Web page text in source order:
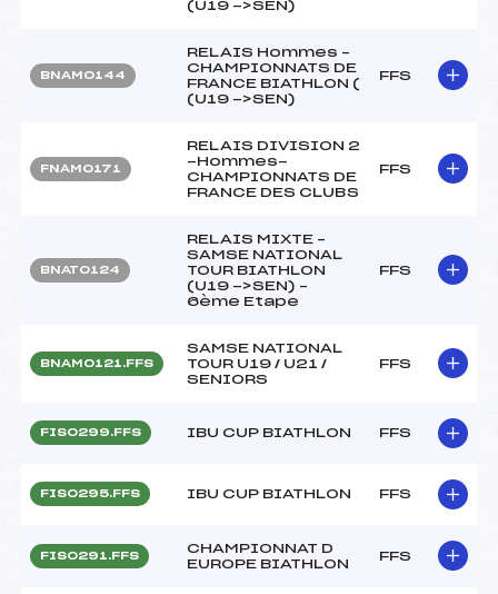
(U19 ->SEN)
BNAM0144
RELAIS Hommes –
CHAMPIONNATS DE
FRANCE BIATHLON (
(U19 ->SEN)
FFS
FNAM0171
RELAIS DIVISION 2
-Hommes-
CHAMPIONNATS DE
FRANCE DES CLUBS
FFS
BNAT0124
RELAIS MIXTE –
SAMSE NATIONAL
TOUR BIATHLON
(U19 ->SEN) –
6ème Etape
FFS
BNAM0121.FFS
SAMSE NATIONAL
TOUR U19 / U21 /
SENIORS
FFS
FIS0299.FFS IBU CUP BIATHLON FFS
FIS0295.FFS IBU CUP BIATHLON FFS
FIS0291.FFS
CHAMPIONNAT D
EUROPE BIATHLON
FFS